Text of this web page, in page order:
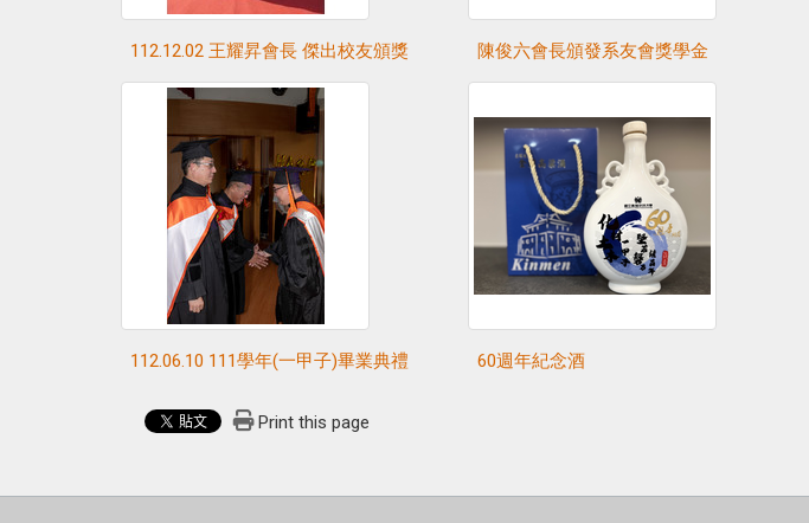
112.12.02 王耀昇會長 傑出校友頒獎 陳俊六會長頒發系友會獎學金
112.06.10 111學年(一甲子)畢業典禮 60週年紀念酒
Print this page